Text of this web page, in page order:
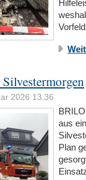
2026 13:36
aus
Plan